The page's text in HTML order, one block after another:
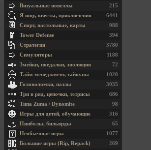
215
Визуальные новеллы
6441
Я ищу, квесты, приключения
988
Спорт, настольные, карты
394
Tower Defense
3780
Стратегии
1188
Симуляторы
72
Змейки, поедалки, эволюция
1020
Тайм менеджмент, тайкуны
3035
Головоломки, пазлы
686
Три в ряд, цепочки, тетрисы
98
Типа Zuma / Dynomite
316
Игры для детей, обучающие
65
Пинболы, бильярды
1077
Необычные игры
269
Большие игры (Rip, Repack)